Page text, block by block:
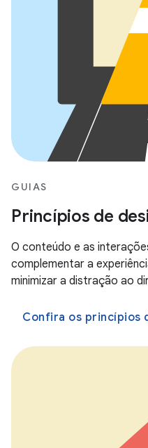
GUIAS
Princípios de
O conteúdo e as
complementar a
minimizar a distração ao
Confira os princípios